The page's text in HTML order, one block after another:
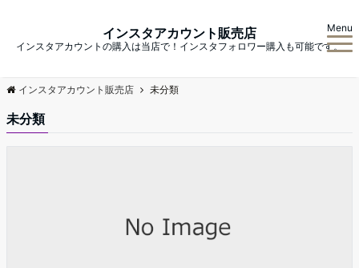
インスタアカウント販売店
インスタアカウントの購入は当店で！インスタフォロワー購入も可能です。
Menu
インスタアカウント販売店 未分類
未分類